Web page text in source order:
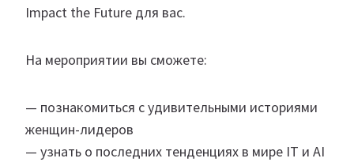
Impact the Future для вас.
На мероприятии вы сможете:
— познакомиться с удивительными историями
женщин-лидеров
— узнать о последних тенденциях в мире IT и AI